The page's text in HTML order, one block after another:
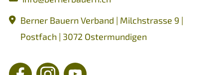
Berner Bauern Verband | Milchstrasse 9 |
Postfach | 3072 Ostermundigen